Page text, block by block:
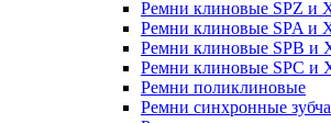
Ремни клиновые SPZ и
Ремни клиновые SPA и
Ремни клиновые SPB и
Ремни клиновые SPC и
Ремни поликлиновые
Ремни синхронные